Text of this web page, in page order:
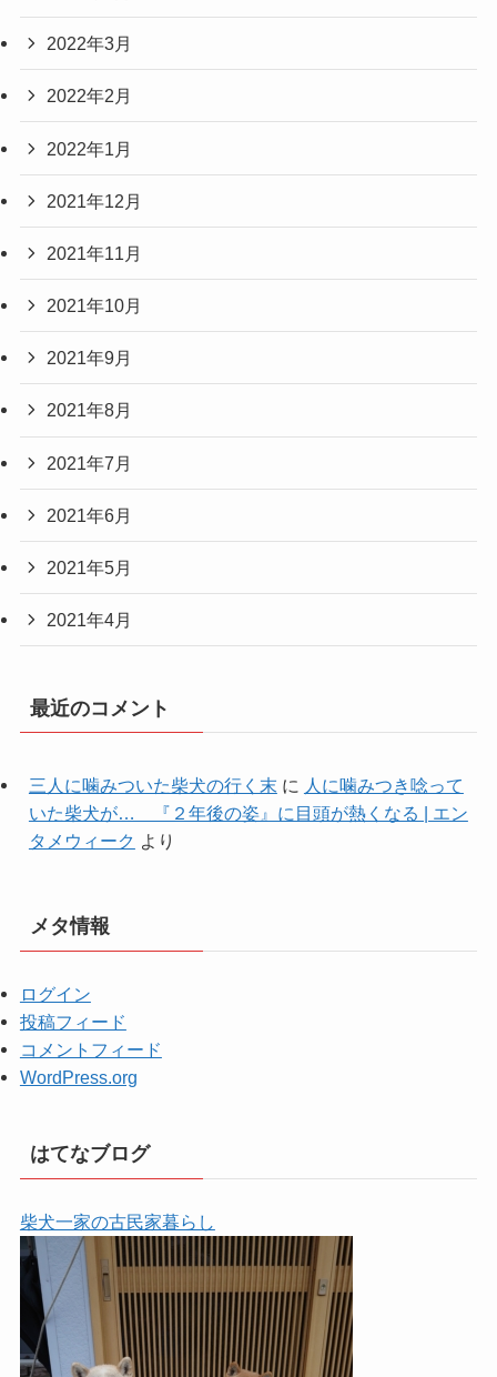
2022年3月
2022年2月
2022年1月
2021年12月
2021年11月
2021年10月
2021年9月
2021年8月
2021年7月
2021年6月
2021年5月
2021年4月
最近のコメント
三人に噛みついた柴犬の行く末 に 人に噛みつき唸って
いた柴犬が… 『２年後の姿』に目頭が熱くなる | エン
タメウィーク より
メタ情報
ログイン
投稿フィード
コメントフィード
WordPress.org
はてなブログ
柴犬一家の古民家暮らし